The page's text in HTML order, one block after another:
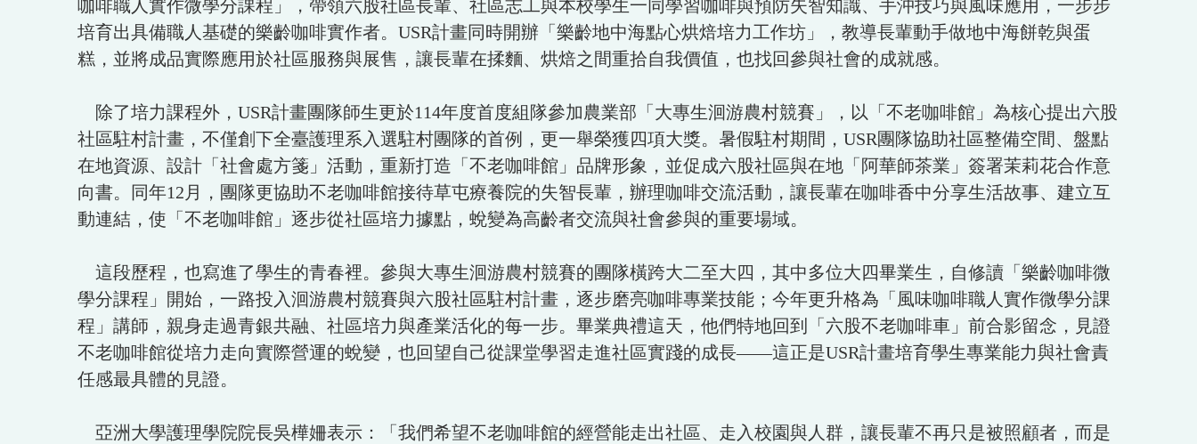
咖啡職人實作微學分課程」，帶領六股社區長輩、社區志工與本校學生一同學習咖啡與預防失智知識、手沖技巧與風味應用，一步步
培育出具備職人基礎的樂齡咖啡實作者。USR計畫同時開辦「樂齡地中海點心烘焙培力工作坊」，教導長輩動手做地中海餅乾與蛋
糕，並將成品實際應用於社區服務與展售，讓長輩在揉麵、烘焙之間重拾自我價值，也找回參與社會的成就感。
除了培力課程外，USR計畫團隊師生更於114年度首度組隊參加農業部「大專生洄游農村競賽」，以「不老咖啡館」為核心提出六股
社區駐村計畫，不僅創下全臺護理系入選駐村團隊的首例，更一舉榮獲四項大獎。暑假駐村期間，USR團隊協助社區整備空間、盤點
在地資源、設計「社會處方箋」活動，重新打造「不老咖啡館」品牌形象，並促成六股社區與在地「阿華師茶業」簽署茉莉花合作意
向書。同年12月，團隊更協助不老咖啡館接待草屯療養院的失智長輩，辦理咖啡交流活動，讓長輩在咖啡香中分享生活故事、建立互
動連結，使「不老咖啡館」逐步從社區培力據點，蛻變為高齡者交流與社會參與的重要場域。
這段歷程，也寫進了學生的青春裡。參與大專生洄游農村競賽的團隊橫跨大二至大四，其中多位大四畢業生，自修讀「樂齡咖啡微
學分課程」開始，一路投入洄游農村競賽與六股社區駐村計畫，逐步磨亮咖啡專業技能；今年更升格為「風味咖啡職人實作微學分課
程」講師，親身走過青銀共融、社區培力與產業活化的每一步。畢業典禮這天，他們特地回到「六股不老咖啡車」前合影留念，見證
不老咖啡館從培力走向實際營運的蛻變，也回望自己從課堂學習走進社區實踐的成長——這正是USR計畫培育學生專業能力與社會責
任感最具體的見證。
亞洲大學護理學院院長吳樺姍表示：「我們希望不老咖啡館的經營能走出社區、走入校園與人群，讓長輩不再只是被照顧者，而是